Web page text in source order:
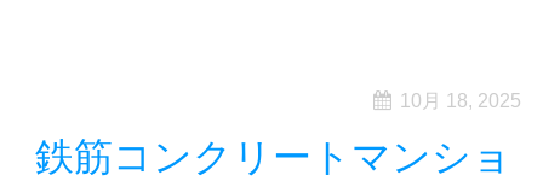
10月 18, 2025
鉄筋コンクリートマンショ